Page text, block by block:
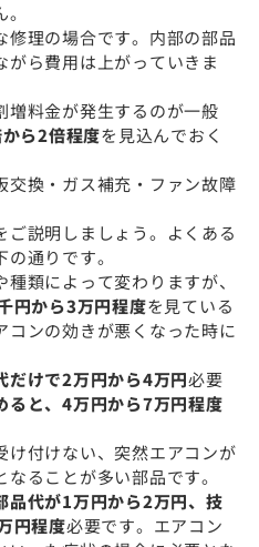
修理の場合です。内部の部品
ら費用は上がっていきま
増料金が発生するのが一般
ら2倍程度を見込んでおく
交換・ガス補充・ファン故障
説明しましょう。よくある
通りです。
種類によって変わりますが、
円から3万円程度を見ている
コンの効きが悪くなった時に
だけで2万円から4万円必要
ると、4万円から7万円程度
け付けない、突然エアコンが
ることが多い部品です。
品代が1万円から2万円、技
円程度必要です。エアコン